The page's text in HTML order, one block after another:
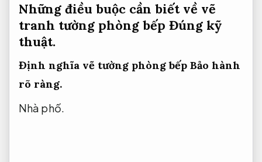
Những điều buộc cần biết về vẽ
tranh tường phòng bếp Đúng kỹ
thuật.
Định nghĩa vẽ tường phòng bếp Bảo hành
rõ ràng.
Nhà phố.